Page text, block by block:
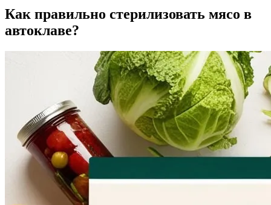
Как правильно стерилизовать мясо в
автоклаве?